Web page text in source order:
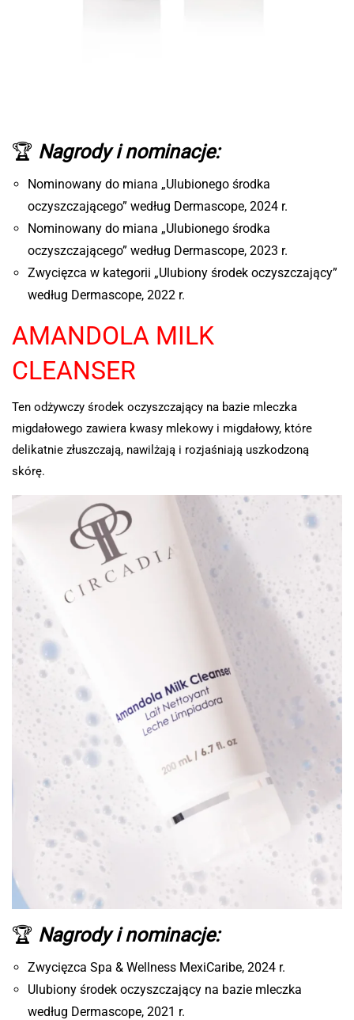
🏆 Nagrody i nominacje:
Nominowany do miana „Ulubionego środka
oczyszczającego” według Dermascope, 2024 r.
Nominowany do miana „Ulubionego środka
oczyszczającego” według Dermascope, 2023 r.
Zwycięzca w kategorii „Ulubiony środek oczyszczający”
według Dermascope, 2022 r.
AMANDOLA MILK
CLEANSER
Ten odżywczy środek oczyszczający na bazie mleczka
migdałowego zawiera kwasy mlekowy i migdałowy, które
delikatnie złuszczają, nawilżają i rozjaśniają uszkodzoną
skórę.
🏆 Nagrody i nominacje:
Zwycięzca Spa & Wellness MexiCaribe, 2024 r.
Ulubiony środek oczyszczający na bazie mleczka
według Dermascope, 2021 r.